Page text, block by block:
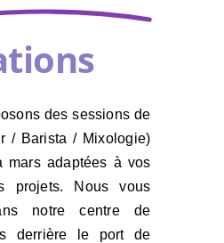
des sessions de
/ Barista / Mixologie)
mars adaptées à vos
projets. Nous vous
notre centre de
derrière le port de